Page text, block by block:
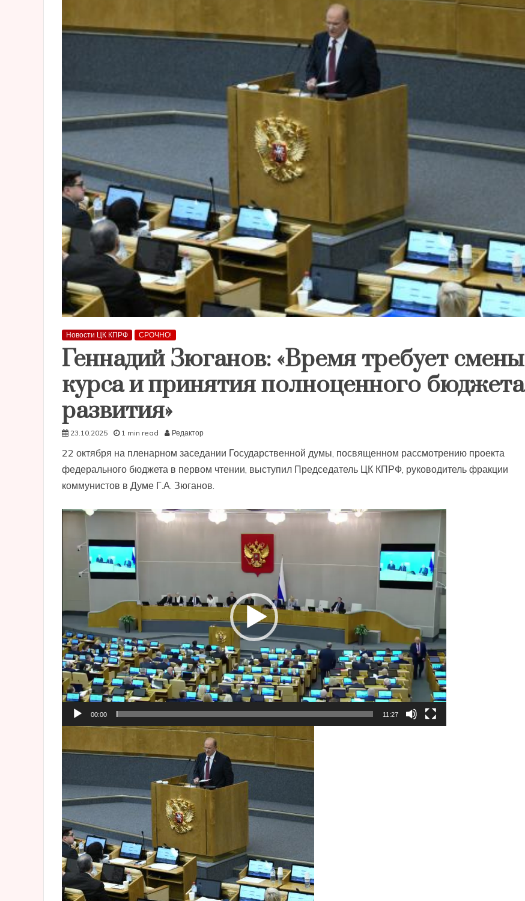
Новости ЦК КПРФ СРОЧНО!
Геннадий Зюганов: «Время требует смены
курса и принятия полноценного бюджета
развития»
23.10.2025 1 min read Редактор
22 октября на пленарном заседании Государственной думы, посвященном рассмотрению проекта
федерального бюджета в первом чтении, выступил Председатель ЦК КПРФ, руководитель фракции
коммунистов в Думе Г.А. Зюганов.
Видеоплеер
00:00 11:27